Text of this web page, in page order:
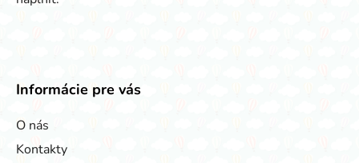
Informácie pre vás
O nás
Kontakty